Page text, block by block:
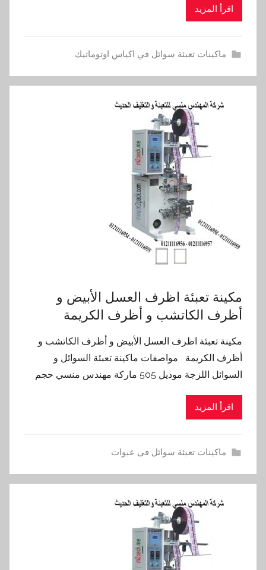
اقرأ المزيد
ماكينات تعبئة سوائل في اكياس اوتوماتيك
مكينة تعبئة اظرف العسل الأبيض و
أظرف الكاتشب و أظرف الكريمة
مكينة تعبئة اظرف العسل الأبيض و أظرف الكاتشب و
أظرف الكريمة مواصفات ماكينة تعبئة السوائل و
السوائل اللزجة موديل 505 ماركة مهندس منسي حجم
اقرأ المزيد
ماكينات تعبئة سوائل فى عبوات